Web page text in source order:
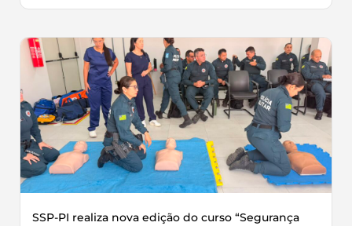
SSP-PI realiza nova edição do curso “Segurança